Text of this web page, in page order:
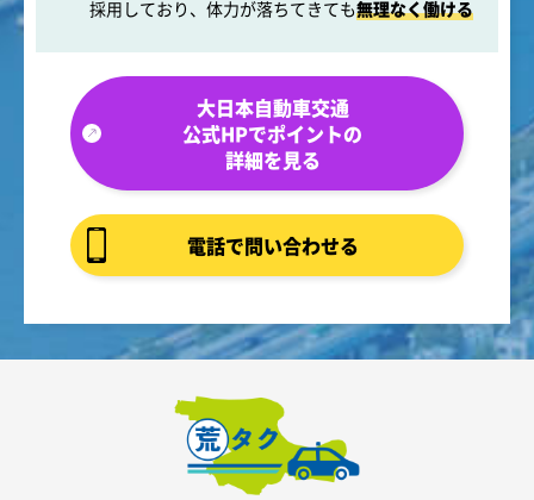
採用しており、体力が落ちてきても無理なく働ける
大日本自動車交通
公式HPでポイントの
詳細を見る
電話で問い合わせる